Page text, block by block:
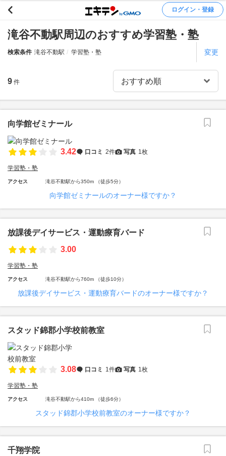
ログイン・登録
滝谷不動駅周辺のおすすめ学習塾・塾
検索条件 滝谷不動駅 学習塾・塾 変更
9 件
向学館ゼミナール
3.42 口コミ 2件 写真 1枚
学習塾・塾
アクセス 滝谷不動駅から350m （徒歩5分）
向学館ゼミナールのオーナー様ですか？
放課後デイサービス・運動療育バード
3.00
学習塾・塾
アクセス 滝谷不動駅から760m （徒歩10分）
放課後デイサービス・運動療育バードのオーナー様ですか？
スタッド錦郡小学校前教室
3.08 口コミ 1件 写真 1枚
学習塾・塾
アクセス 滝谷不動駅から410m （徒歩6分）
スタッド錦郡小学校前教室のオーナー様ですか？
千翔学院